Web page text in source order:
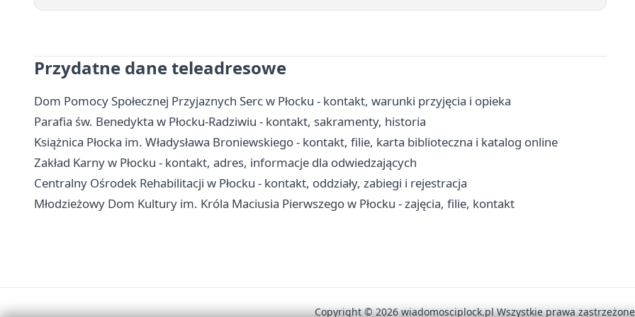
Przydatne dane teleadresowe
Dom Pomocy Społecznej Przyjaznych Serc w Płocku - kontakt, warunki przyjęcia i opieka
Parafia św. Benedykta w Płocku-Radziwiu - kontakt, sakramenty, historia
Książnica Płocka im. Władysława Broniewskiego - kontakt, filie, karta biblioteczna i katalog online
Zakład Karny w Płocku - kontakt, adres, informacje dla odwiedzających
Centralny Ośrodek Rehabilitacji w Płocku - kontakt, oddziały, zabiegi i rejestracja
Młodzieżowy Dom Kultury im. Króla Maciusia Pierwszego w Płocku - zajęcia, filie, kontakt
Copyright © 2026 wiadomosciplock.pl Wszystkie prawa